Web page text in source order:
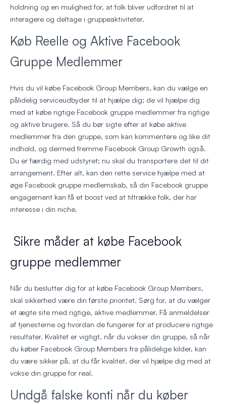
holdning og en mulighed for, at folk bliver udfordret til at
interagere og deltage i gruppeaktiviteter.
Køb Reelle og Aktive Facebook
Gruppe Medlemmer
Hvis du vil købe Facebook Group Members, kan du vælge en
pålidelig serviceudbyder til at hjælpe dig; de vil hjælpe dig
med at købe rigtige Facebook gruppe medlemmer fra rigtige
og aktive brugere. Så du bør sigte efter at købe aktive
medlemmer fra den gruppe, som kan kommentere og like dit
indhold, og dermed fremme Facebook Group Growth også.
Du er færdig med udstyret; nu skal du transportere det til dit
arrangement. Efter alt, kan den rette service hjælpe med at
øge Facebook gruppe medlemskab, så din Facebook gruppe
engagement kan få et boost ved at tiltrække folk, der har
interesse i din niche.
Sikre måder at købe Facebook
gruppe medlemmer
Når du beslutter dig for at købe Facebook Group Members,
skal sikkerhed være din første prioritet. Sørg for, at du vælger
et ægte site med rigtige, aktive medlemmer. Få anmeldelser
af tjenesterne og hvordan de fungerer for at producere rigtige
resultater. Kvalitet er vigtigt, når du vokser din gruppe, så når
du køber Facebook Group Members fra pålidelige kilder, kan
du være sikker på, at du får kvalitet, der vil hjælpe dig med at
vokse din gruppe for real.
Undgå falske konti når du køber